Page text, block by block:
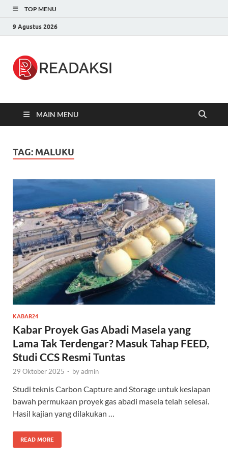
TOP MENU
9 Agustus 2026
MAIN MENU
TAG: MALUKU
KABAR24
Kabar Proyek Gas Abadi Masela yang
Lama Tak Terdengar? Masuk Tahap FEED,
Studi CCS Resmi Tuntas
29 Oktober 2025 - byadmin
Studi teknis Carbon Capture and Storage untuk kesiapan
bawah permukaan proyek gas abadi masela telah selesai.
Hasil kajian yang dilakukan …
READ MORE